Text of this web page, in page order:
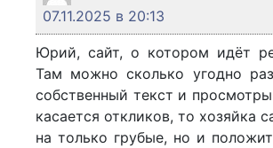
07.11.2025 в 20:13
Юрий, сайт, о котором идёт
Там можно сколько угодно
собственный текст и
касается откликов, то хозяйка
на только грубые, но и